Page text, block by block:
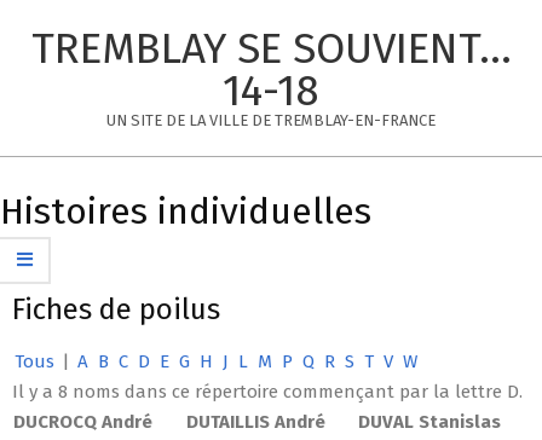
TREMBLAY SE SOUVIENT...
14-18
UN SITE DE LA VILLE DE TREMBLAY-EN-FRANCE
Navigation
Menu
Histoires individuelles
Fiches de poilus
Tous | A B C D E G H J L M P Q R S T V W
Il y a 8 noms dans ce répertoire commençant par la lettre D.
DUCROCQ André
DUTAILLIS André
DUVAL Stanislas